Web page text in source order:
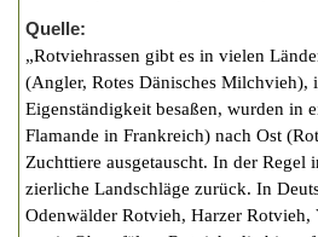
Quelle:
„Rotviehrassen gibt es in vielen
(Angler, Rotes Dänisches
Eigenständigkeit besaßen, wurden in
Flamande in Frankreich) nach Ost
Zuchttiere ausgetauscht. In der
zierliche Landschläge zurück. In
Odenwälder Rotvieh, Harzer Rotvieh,